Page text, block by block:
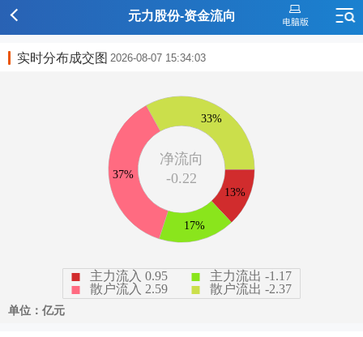
元力股份-资金流向
实时分布成交图 2026-08-07 15:34:03